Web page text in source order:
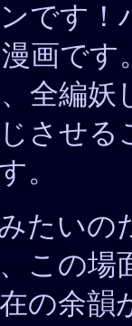
です
画で
全編
させ
。
たい
この
の余